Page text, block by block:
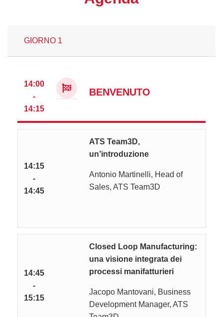
GIORNO 1
14:00
-
14:15
BENVENUTO
14:15
-
14:45
ATS Team3D,
un’introduzione
Antonio Martinelli, Head of
Sales, ATS Team3D
14:45
-
15:15
Closed Loop Manufacturing:
una visione integrata dei
processi manifatturieri
Jacopo Mantovani, Business
Development Manager, ATS